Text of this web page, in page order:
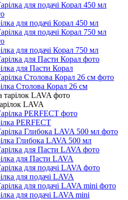
для подачі Корал 450 мл
для подачі Корал 750 мл
для Пасти Корал
Столова Корал 26 см
LAVA
PERFECT
Глибока LAVA 500 мл
для Пасти LAVA
для подачі LAVA
для подачі LAVA mini